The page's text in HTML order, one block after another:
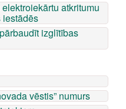
atkritumu
iestādēs
izglītības
vēstis” numurs